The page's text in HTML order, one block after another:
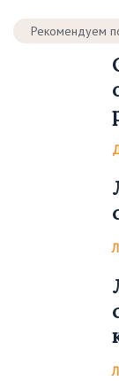
Рекомендуем